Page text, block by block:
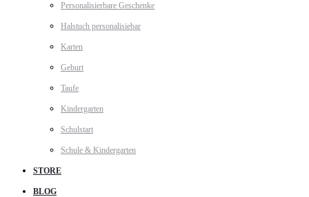
Personalisierbare Geschenke
Halstuch personalisiebar
Karten
Geburt
Taufe
Kindergarten
Schulstart
Schule & Kindergarten
STORE
BLOG